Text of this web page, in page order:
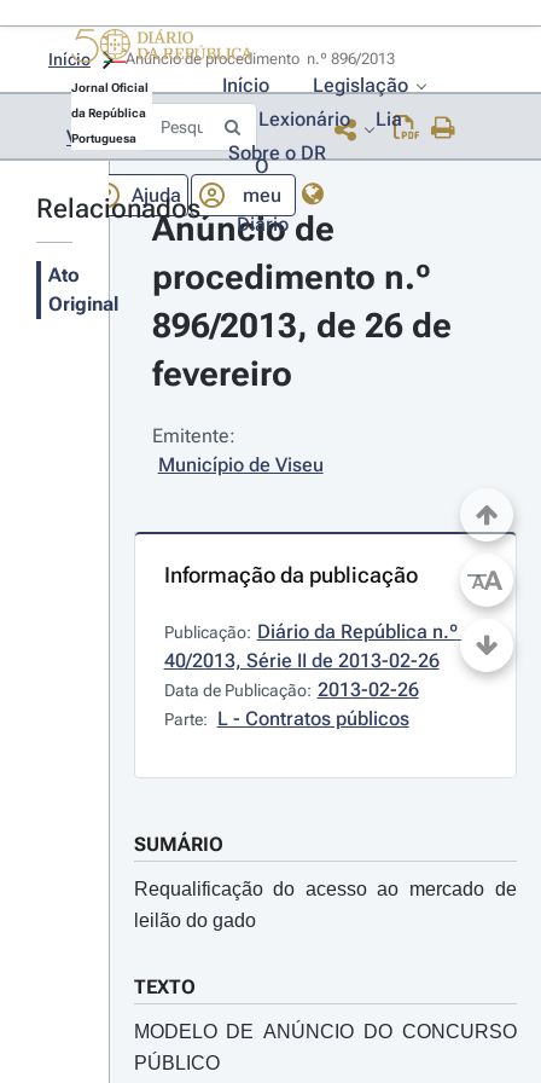
Jornal Oficial
da República
Portuguesa
Início
Legislação
Lexionário
Lia
Sobre o DR
Ajuda
O
meu
Diário
Início
Voltar
Relacionados
Ato
Original
Anúncio de
procedimento n.º
896/2013, de 26 de
fevereiro
Emitente:
Município de Viseu
Informação da publicação
Publicação: Diário da República n.º
40/2013, Série II de 2013-02-26
Data de Publicação: 2013-02-26
Parte: L - Contratos públicos
SUMÁRIO
Requalificação do acesso ao mercado de
leilão do gado
TEXTO
MODELO DE ANÚNCIO DO CONCURSO
PÚBLICO
AA